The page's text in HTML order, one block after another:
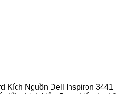
Kích Nguồn Dell Inspiron 3441